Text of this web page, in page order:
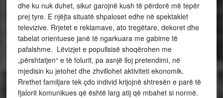
dhe ku nuk duhet, sikur garojnë kush të përdorë më tepër
prej tyre. E njëjta situatë shpaloset edhe në spektaklet
televizive. Rrjetet e reklamave, ato tregëtare, dekoret dhe
tabelat orientuese janë të ngarkuara me gabime të
pafalshme. Lëvizjet e popullsisë shoqërohen me
„përshtatjen“ e të folurit, pa asnjë lloj pretendimi, në
mjedisin ku jetohet dhe zhvillohet aktiviteti ekonomik.
Rrethet familjare tek çdo individ krijojnë shtresën e parë të
fjalorit komunikues që është larg atij që mbahet si normë.